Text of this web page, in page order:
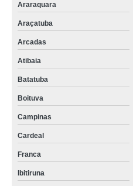
Araraquara
Araçatuba
Arcadas
Atibaia
Batatuba
Boituva
Campinas
Cardeal
Franca
Ibitiruna